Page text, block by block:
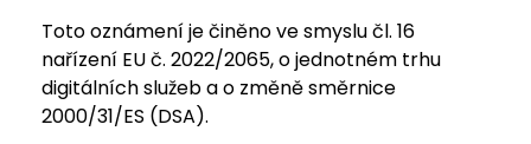
Toto oznámení je činěno ve smyslu čl. 16
nařízení EU č. 2022/2065, o jednotném trhu
digitálních služeb a o změně směrnice
2000/31/ES (DSA).